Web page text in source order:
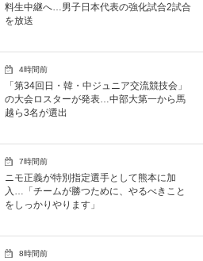
料生中継へ…男子日本代表の強化試合2試合
を放送
4時間前
「第34回日・韓・中ジュニア交流競技会」
の大会ロスターが発表…中部大第一から馬
越ら3名が選出
7時間前
ニモ正義が特別指定選手として熊本に加
入…「チームが勝つために、やるべきこと
をしっかりやります」
8時間前